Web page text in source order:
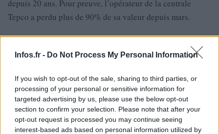
Infos.fr - Do Not Process My Personal Information
If you wish to opt-out of the sale, sharing to third parties, or
processing of your personal or sensitive information for
targeted advertising by us, please use the below opt-out
section to confirm your selection. Please note that after your
opt-out request is processed you may continue seeing
interest-based ads based on personal information utilized by
depuis 20 ans. Pour preuve, l’opérateur de la centrale
Tepco a perdu plus de 90% de sa valeur depuis mars.
AUTEUR